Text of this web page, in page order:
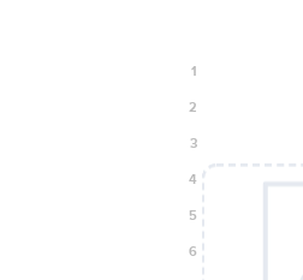
1
2
3
4
5
6